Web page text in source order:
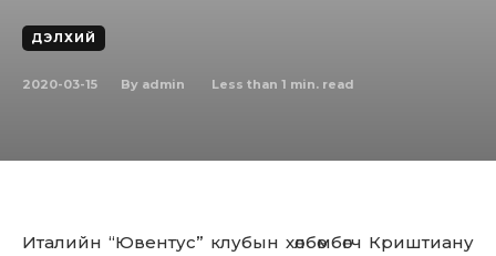
ДЭЛХИЙ
2020-03-15 By admin Less than 1 min. read
Италийн “Ювентус” клубын хөлбөмбөгч Криштиану